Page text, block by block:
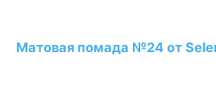
Матовая помада №24 от